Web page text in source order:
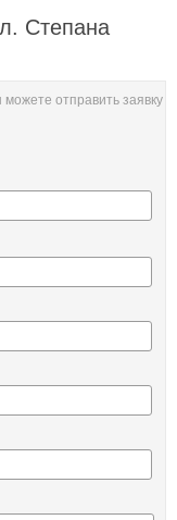
Степана
отправить заявку